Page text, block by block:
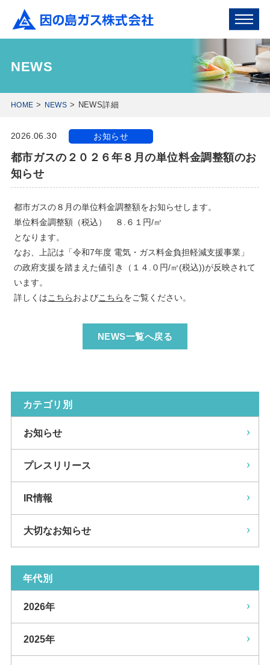
NEWS
HOME NEWS NEWS詳細
2026.06.30 お知らせ
都市ガスの２０２６年８月の単位料金調整額のお
知らせ
都市ガスの８月の単位料金調整額をお知らせします。
単位料金調整額（税込） ８.６１円/㎥
となります。
なお、上記は「令和7年度 電気・ガス料金負担軽減支援事業」
の政府支援を踏まえた値引き（１４.０円/㎥(税込))が反映されて
います。
詳しくはこちらおよびこちらをご覧ください。
NEWS一覧へ戻る
カテゴリ別
お知らせ
プレスリリース
IR情報
大切なお知らせ
年代別
2026年
2025年